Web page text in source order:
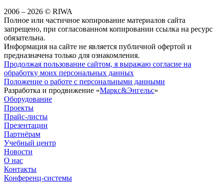
2006 – 2026 © RIWA
Полное или частичное копирование материалов сайта
запрещено, при согласованном копировании ссылка на ресурс
обязательна.
Информация на сайте не является публичной офертой и
предназначена только для ознакомления.
Продолжая пользование сайтом, я выражаю согласие на
обработку моих персональных данных
Положение о работе с персональными данными
Разработка и продвижение «Маркс&Энгельс»
Оборудование
Проекты
Прайс-листы
Презентации
Партнёрам
Учебный центр
Новости
О нас
Контакты
Конференц-системы